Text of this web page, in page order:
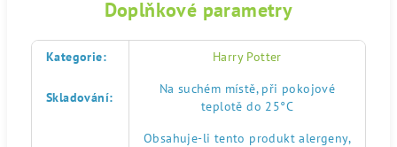
Doplňkové parametry
Kategorie: Harry Potter
Skladování:
Na suchém místě, při pokojové
teplotě do 25°C
Obsahuje-li tento produkt alergeny,